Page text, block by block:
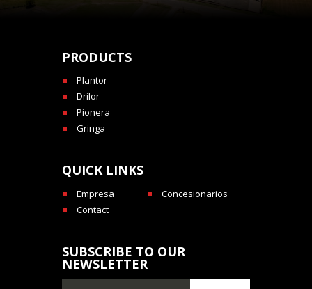
PRODUCTS
Plantor
Drilor
Pionera
Gringa
QUICK LINKS
Empresa
Concesionarios
Contact
SUBSCRIBE TO OUR
NEWSLETTER